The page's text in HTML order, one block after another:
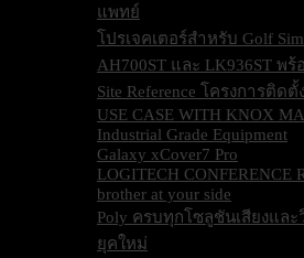
แพทย์
โปรเจคเตอร์สำหรับ Golf
AH700ST และ LK936ST พ
Site Reference โครงการติด
USE CASE WITH KNOX
Industrial Grade Equipment
Galaxy xCover7 Pro
LOGITECH CONFERENCE
brother at your side
Poly ครบทุกโซลูชันเสียงแล
ยุคใหม่